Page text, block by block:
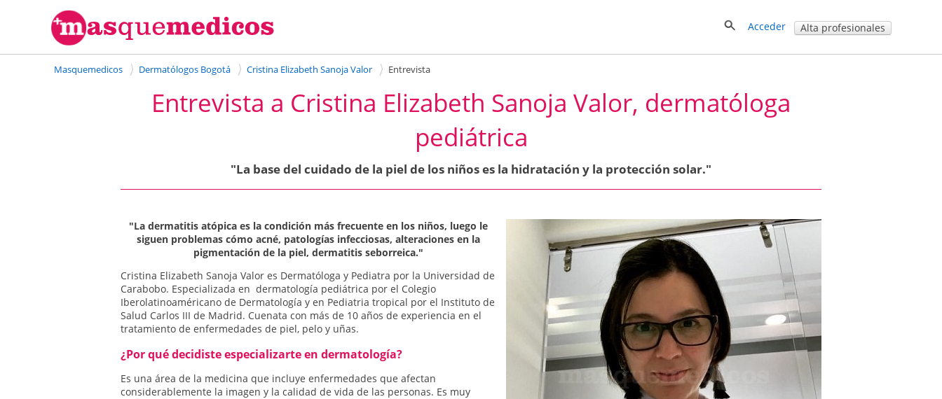
Acceder Alta profesionales
Masquemedicos Dermatólogos Bogotá Cristina Elizabeth Sanoja Valor Entrevista
Entrevista a Cristina Elizabeth Sanoja Valor, dermatóloga
pediátrica
"La base del cuidado de la piel de los niños es la hidratación y la protección solar."
"La dermatitis atópica es la condición más frecuente en los niños, luego le
siguen problemas cómo acné, patologías infecciosas, alteraciones en la
pigmentación de la piel, dermatitis seborreica."
Cristina Elizabeth Sanoja Valor es Dermatóloga y Pediatra por la Universidad de
Carabobo. Especializada en dermatología pediátrica por el Colegio
Iberolatinoaméricano de Dermatología y en Pediatria tropical por el Instituto de
Salud Carlos III de Madrid. Cuenata con más de 10 años de experiencia en el
tratamiento de enfermedades de piel, pelo y uñas.
¿Por qué decidiste especializarte en dermatología?
Es una área de la medicina que incluye enfermedades que afectan
considerablemente la imagen y la calidad de vida de las personas. Es muy